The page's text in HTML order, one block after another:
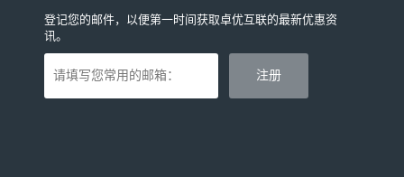
登记您的邮件，以便第一时间获取卓优互联的最新优惠资
讯。